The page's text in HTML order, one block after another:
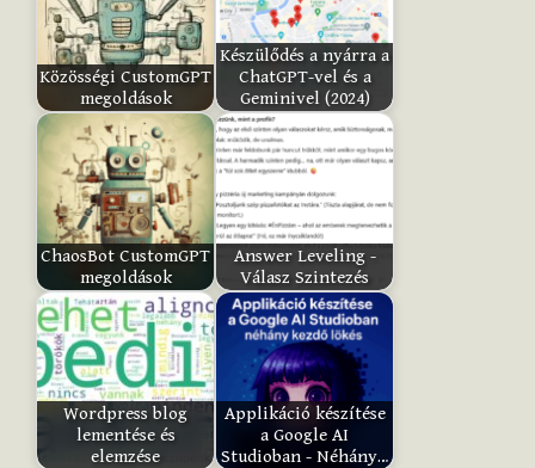
e
m
Submit
Rating
Közösségi CustomGPT
megoldások
Készülődés a nyárra a
ChatGPT-vel és a
Geminivel (2024)
ChaosBot CustomGPT
megoldások
Answer Leveling -
Válasz Szintezés
Wordpress blog
lementése és
elemzése
Applikáció készítése
a Google AI
Studioban - Néhány…